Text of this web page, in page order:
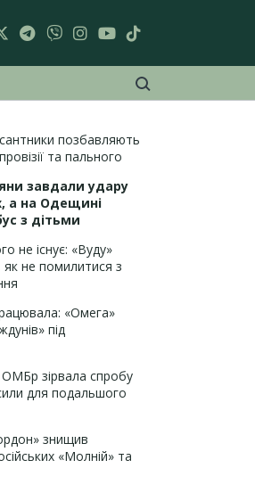
позбавляють
та пального
завдали удару
а на Одещині
з дітьми
не існує: «Вуду»
як не помилитися з
«Омега»
під
ОМБр зірвала спробу
для подальшого
знищив
«Молній» та